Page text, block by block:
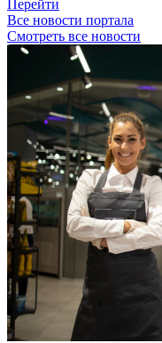
Перейти
Все новости портала
Смотреть все новости